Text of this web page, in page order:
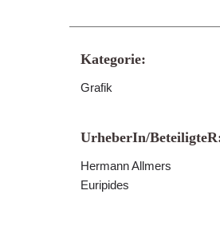
Kategorie:
Grafik
UrheberIn/
Hermann Allmers
Euripides